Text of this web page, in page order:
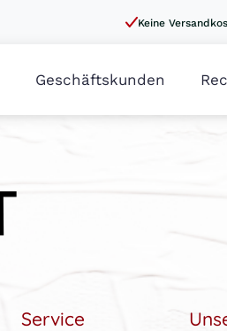
Keine
Geschäftskunden
Service